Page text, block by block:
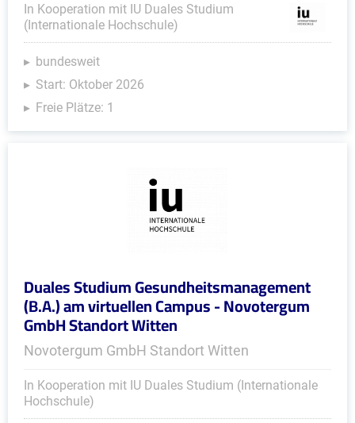
In Kooperation mit IU Duales Studium
(Internationale Hochschule)
bundesweit
Start: Oktober 2026
Freie Plätze: 1
Duales Studium Gesundheitsmanagement
(B.A.) am virtuellen Campus - Novotergum
GmbH Standort Witten
Novotergum GmbH Standort Witten
In Kooperation mit IU Duales Studium (Internationale
Hochschule)